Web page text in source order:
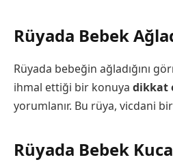
Rüyada Bebek
Rüyada bebeğin ağladığını
ihmal ettiği bir konuya dikkat
yorumlanır. Bu rüya, vicdani
Rüyada Bebek